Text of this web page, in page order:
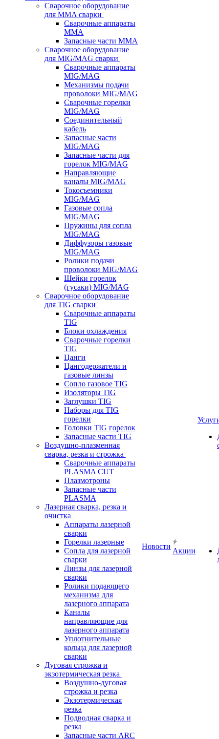
Сварочное оборудование
для MMA сварки
Сварочные аппараты
MMA
Запасные части MMA
Сварочное оборудование
для MIG/MAG сварки
Сварочные аппараты
MIG/MAG
Механизмы подачи
проволоки MIG/MAG
Сварочные горелки
MIG/MAG
Соединительный
кабель
Запасные части
MIG/MAG
Запасные части для
горелок MIG/MAG
Направляющие
каналы MIG/MAG
Токосъемники
MIG/MAG
Газовые сопла
MIG/MAG
Пружины для сопла
MIG/MAG
Диффузоры газовые
MIG/MAG
Ролики подачи
проволоки MIG/MAG
Шейки горелок
(гусаки) MIG/MAG
Сварочное оборудование
для TIG сварки
Сварочные аппараты
TIG
Блоки охлаждения
Сварочные горелки
TIG
Цанги
Цангодержатели и
газовые линзы
Сопло газовое TIG
Изоляторы TIG
Заглушки TIG
Наборы для TIG
горелки
Головки TIG горелок
Запасные части TIG
Воздушно-плазменная
сварка, резка и строжка
Сварочные аппараты
PLASMA CUT
Плазмотроны
Запасные части
PLASMA
Лазерная сварка, резка и
очистка
Аппараты лазерной
сварки
Горелки лазерные
Сопла для лазерной
сварки
Линзы для лазерной
сварки
Ролики подающего
механизма для
лазерного аппарата
Каналы
направляющие для
лазерного аппарата
Уплотнительные
кольца для лазерной
сварки
Дуговая строжка и
экзотермическая резка
Воздушно-дуговая
строжка и резка
Экзотермическая
резка
Подводная сварка и
резка
Запасные части ARC
Новости
Акции